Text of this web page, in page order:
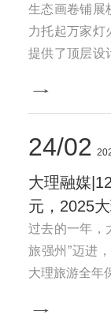
生态画卷铺展
力托起万家灯
提供了顶层设
24 02
大理融媒
元，2025
过去的一年，
旅强州”迈进
大理旅游全年